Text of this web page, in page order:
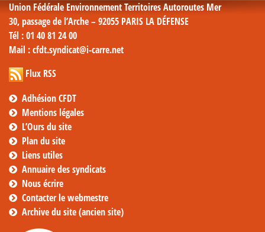
Union Fédérale Environnement Territoires Autoroutes Mer
30, passage de l’Arche – 92055 PARIS LA DÉFENSE
Tél : 01 40 81 24 00
Mail : cfdt.syndicat@i-carre.net
Flux RSS
Adhésion CFDT
Mentions légales
L’Ours du site
Plan du site
Liens utiles
Annuaire des syndicats
Nous écrire
Contacter le webmestre
Archive du site (ancien site)